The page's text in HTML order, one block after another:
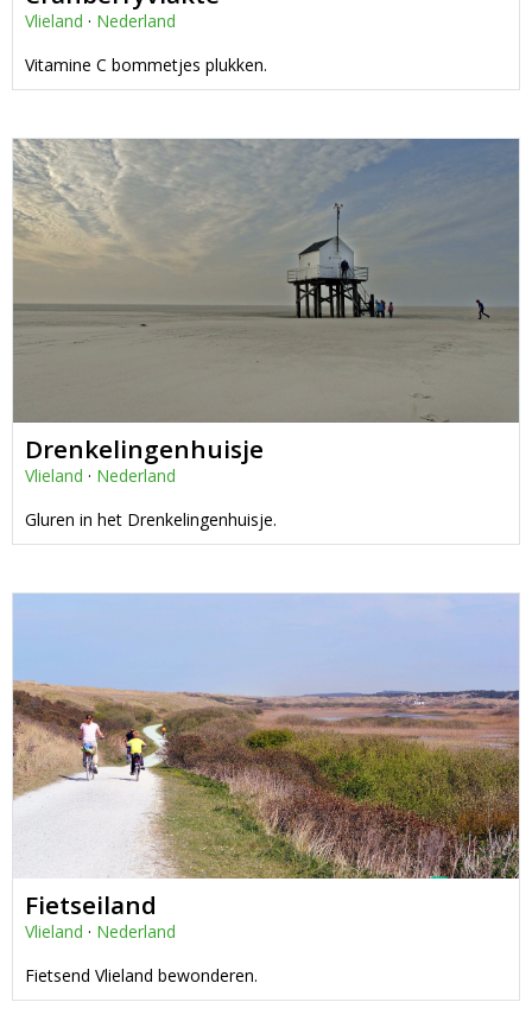
Vlieland · Nederland
Vitamine C bommetjes plukken.
Drenkelingenhuisje
Vlieland · Nederland
Gluren in het Drenkelingenhuisje.
Fietseiland
Vlieland · Nederland
Fietsend Vlieland bewonderen.